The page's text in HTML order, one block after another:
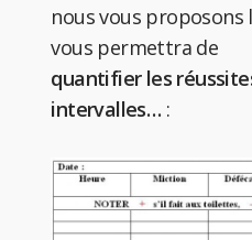
nous vous proposons
vous permettra de
quantifier les
intervalles… :